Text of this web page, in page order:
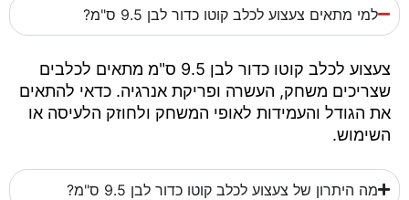
למי מתאים צעצוע לכלב קוטו כדור לבן 9.5 ס"מ?
צעצוע לכלב קוטו כדור לבן 9.5 ס"מ מתאים לכלבים
שצריכים משחק, העשרה ופריקת אנרגיה. כדאי להתאים
את הגודל והעמידות לאופי המשחק ולחוזק הלעיסה או
השימוש.
מה היתרון של צעצוע לכלב קוטו כדור לבן 9.5 ס"מ?